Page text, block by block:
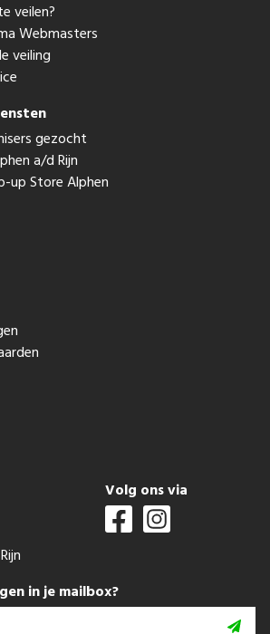
veilen?
Webmasters
veiling
gezocht
a/d Rijn
up Store Alphen
Volg ons via
in je mailbox?